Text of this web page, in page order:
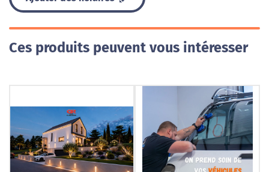
Ces produits peuvent vous intéresser